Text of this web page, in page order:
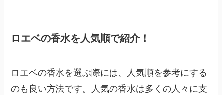
ロエベの香水を人気順で紹介！
ロエベの香水を選ぶ際には、人気順を参考にする
のも良い方法です。人気の香水は多くの人々に支